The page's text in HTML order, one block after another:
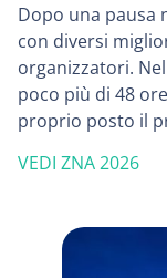
Dopo una pausa
con diversi
organizzatori.
poco più di 48
proprio posto il
VEDI ZNA 2026